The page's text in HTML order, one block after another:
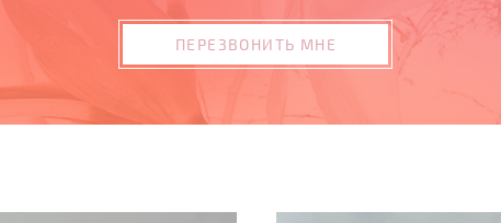
ПЕРЕЗВОНИТЬ МНЕ